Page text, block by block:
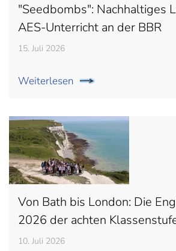
"Seedbombs": Nachhaltiges
AES-Unterricht an der BBR
15. Juli 2026
Weiterlesen
Von Bath bis London: Die
2026 der achten
10. Juli 2026